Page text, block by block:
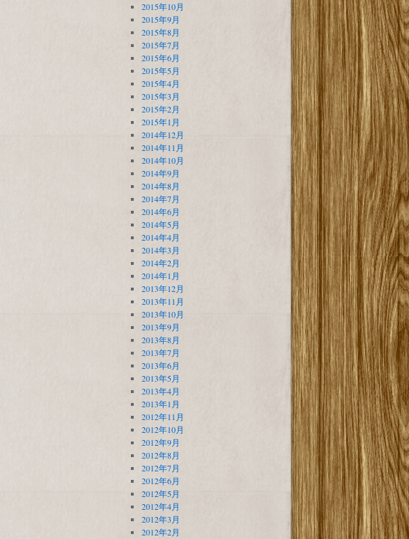
2015年10月
2015年9月
2015年8月
2015年7月
2015年6月
2015年5月
2015年4月
2015年3月
2015年2月
2015年1月
2014年12月
2014年11月
2014年10月
2014年9月
2014年8月
2014年7月
2014年6月
2014年5月
2014年4月
2014年3月
2014年2月
2014年1月
2013年12月
2013年11月
2013年10月
2013年9月
2013年8月
2013年7月
2013年6月
2013年5月
2013年4月
2013年1月
2012年11月
2012年10月
2012年9月
2012年8月
2012年7月
2012年6月
2012年5月
2012年4月
2012年3月
2012年2月